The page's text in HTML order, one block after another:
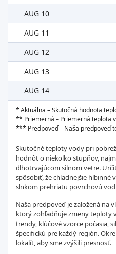
AUG 10
AUG 11
AUG 12
AUG 13
AUG 14
* Aktuálna – Skutočná hodnota
** Priemerná – Priemerná teplota
*** Predpoveď – Naša predpoveď
Skutočné teploty vody pri
hodnôt o niekoľko stupňov,
dlhotrvajúcom silnom vetre.
spôsobiť, že chladnejšie hlbinné
slnkom prehriatu povrchovú
Naša predpoveď je založená na
ktorý zohľadňuje zmeny teploty
trendy, kľúčové vzorce počasia,
špecifickú pre každý región.
lokalít, aby sme zvýšili presnosť.